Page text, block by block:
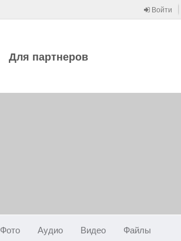
Войти
Для партнеров
Фото Аудио Видео Файлы